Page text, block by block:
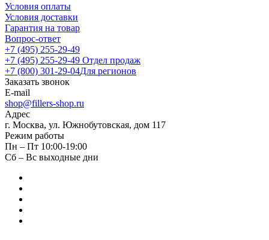
Условия оплаты
Условия доставки
Гарантия на товар
Вопрос-ответ
+7 (495) 255-29-49
+7 (495) 255-29-49 Отдел продаж
+7 (800) 301-29-04Для регионов
Заказать звонок
E-mail
shop@fillers-shop.ru
Адрес
г. Москва, ул. Южнобутовская, дом 117
Режим работы
Пн – Пт 10:00-19:00
Сб – Вс выходные дни